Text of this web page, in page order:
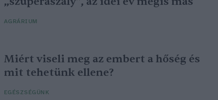
AGRÁRIUM
Miért viseli meg az embert a hőség és
mit tehetünk ellene?
EGÉSZSÉGÜNK